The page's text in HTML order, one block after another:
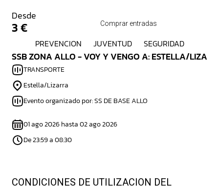
Desde
3 € Comprar entradas
PREVENCION JUVENTUD SEGURIDAD
SSB ZONA ALLO - VOY Y VENGO A: ESTELLA/
TRANSPORTE
Estella/Lizarra
Evento organizado por: SS DE BASE ALLO
01 ago 2026 hasta 02 ago 2026
De 23:59 a 08:30
CONDICIONES DE UTILIZACION DEL